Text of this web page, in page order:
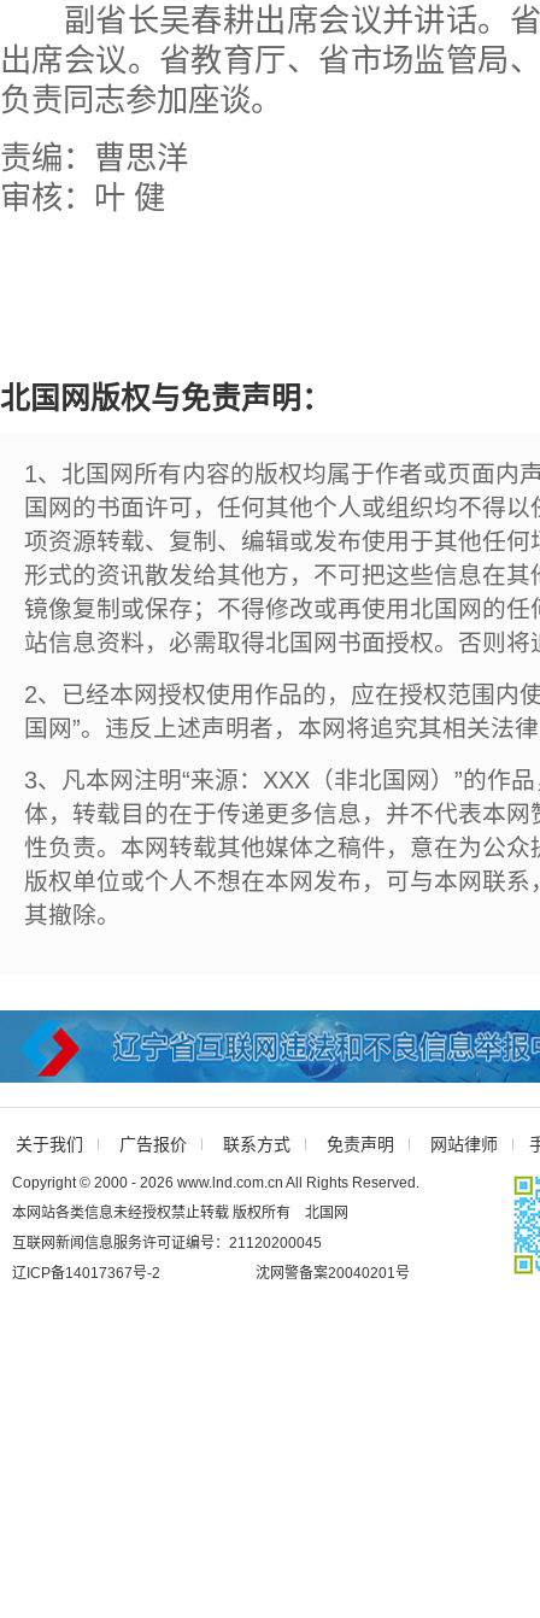
副省长吴春耕出席会议并讲话。省
出席会议。省教育厅、省市场监管局
负责同志参加座谈。
责编：曹思洋
审核：叶 健
北国网版权与免责声明：
1、北国网所有内容的版权均属于作者或页面内
国网的书面许可，任何其他个人或组织均不得
项资源转载、复制、编辑或发布使用于其他任
形式的资讯散发给其他方，不可把这些信息在
镜像复制或保存；不得修改或再使用北国网的
站信息资料，必需取得北国网书面授权。否则将
2、已经本网授权使用作品的，应在授权范围内
国网”。违反上述声明者，本网将追究其相关法
3、凡本网注明“来源：XXX（非北国网）”的作
体，转载目的在于传递更多信息，并不代表本
性负责。本网转载其他媒体之稿件，意在为公
版权单位或个人不想在本网发布，可与本网联
其撤除。
关于我们 广告报价 联系方式 免责声明 网站律师
Copyright © 2000 - 2026 www.lnd.com.cn All Rights Reserved.
本网站各类信息未经授权禁止转载 版权所有 北国网
互联网新闻信息服务许可证编号：21120200045
辽ICP备14017367号-2
沈网警备案20040201号